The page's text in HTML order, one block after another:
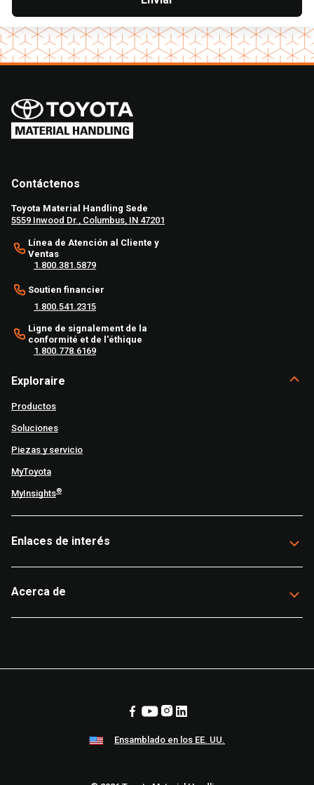
Contáctenos
Toyota Material Handling Sede
5559 Inwood Dr., Columbus, IN 47201
Línea de Atención al Cliente y
Ventas
1.800.381.5879
Soutien financier
1.800.541.2315
Ligne de signalement de la
conformité et de l'éthique
1.800.778.6169
Exploraire
Productos
Soluciones
Piezas y servicio
MyToyota
MyInsights®
Enlaces de interés
Acerca de
Ensamblado en los EE. UU.